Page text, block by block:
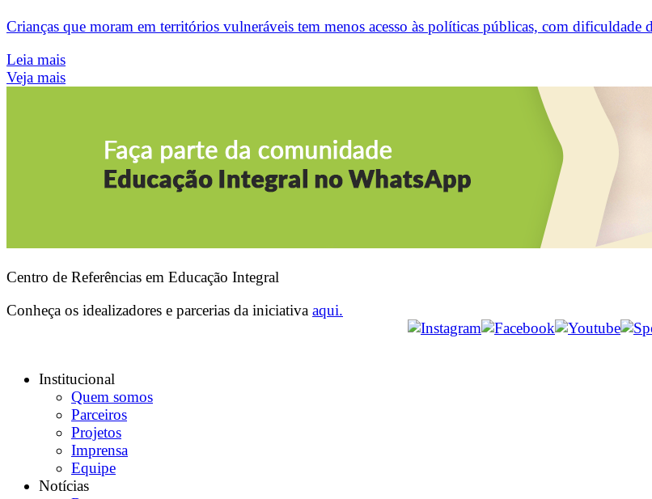
Crianças que moram em territórios vulneráveis tem menos acesso às políticas públicas, com dificuldade
Leia mais
Veja mais
Centro de Referências em Educação Integral
Conheça os idealizadores e parcerias da iniciativa aqui.
Institucional
Quem somos
Parceiros
Projetos
Imprensa
Equipe
Notícias